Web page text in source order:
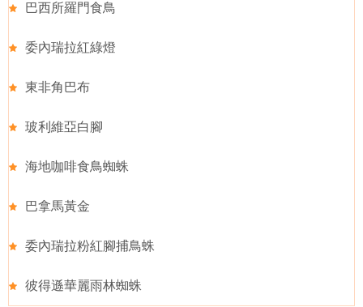
巴西所羅門食鳥
委內瑞拉紅綠燈
東非角巴布
玻利維亞白腳
海地咖啡食鳥蜘蛛
巴拿馬黃金
委內瑞拉粉紅腳捕鳥蛛
彼得遜華麗雨林蜘蛛